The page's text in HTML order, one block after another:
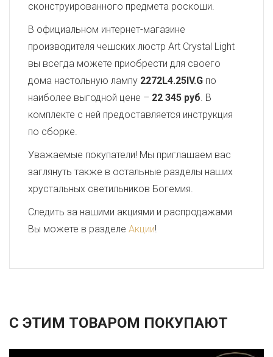
сконструированного предмета роскоши.
В официальном интернет-магазине
производителя чешских люстр Art Crystal Light
вы всегда можете приобрести для своего
дома настольную лампу 2272L4.25IV.G по
наиболее выгодной цене – 22 345 руб. В
комплекте с ней предоставляется инструкция
по сборке.
Уважаемые покупатели! Мы приглашаем вас
заглянуть также в остальные разделы наших
хрустальных светильников Богемия.
Следить за нашими акциями и распродажами
Вы можете в разделе Акции!
С ЭТИМ ТОВАРОМ ПОКУПАЮТ